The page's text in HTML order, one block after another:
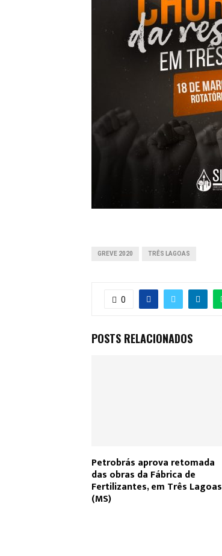
GREVE 2020 TRÊS LAGOAS
0
POSTS RELACIONADOS
Petrobrás aprova retomada
das obras da Fábrica de
Fertilizantes, em Três Lagoas
(MS)